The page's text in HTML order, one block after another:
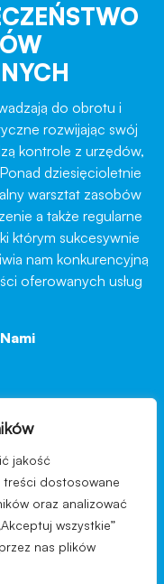
jakość
treści dostosowane
oraz analizować
wszystkie”
nas plików
do obrotu i
rozwijając swój
kontrole z urzędów,
dziesięcioletnie
warsztat zasobów
a także regularne
którym sukcesywnie
nam konkurencyjną
oferowanych usług